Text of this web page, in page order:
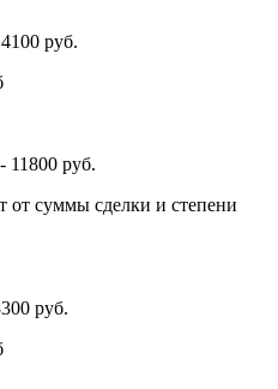
руб.
11800 руб.
от суммы сделки и степени
руб.